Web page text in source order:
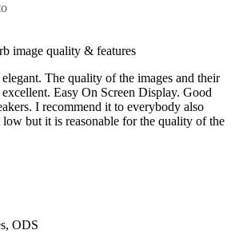
image quality & features
The quality of the images and their
Easy On Screen Display. Good
I recommend it to everybody also
low but it is reasonable for the quality of the
ODS